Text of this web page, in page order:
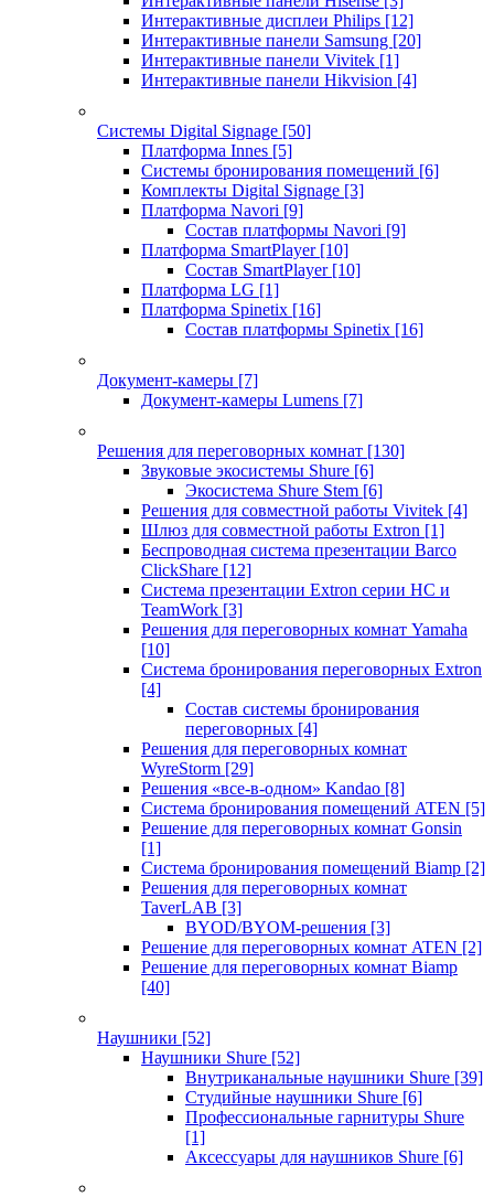
Интерактивные дисплеи Philips [12]
Интерактивные панели Samsung [20]
Интерактивные панели Vivitek [1]
Интерактивные панели Hikvision [4]
Системы Digital Signage [50]
Платформа Innes [5]
Системы бронирования помещений [6]
Комплекты Digital Signage [3]
Платформа Navori [9]
Состав платформы Navori [9]
Платформа SmartPlayer [10]
Состав SmartPlayer [10]
Платформа LG [1]
Платформа Spinetix [16]
Состав платформы Spinetix [16]
Документ-камеры [7]
Документ-камеры Lumens [7]
Решения для переговорных комнат [130]
Звуковые экосистемы Shure [6]
Экосистема Shure Stem [6]
Решения для совместной работы Vivitek [4]
Шлюз для совместной работы Extron [1]
Беспроводная система презентации Barco
ClickShare [12]
Система презентации Extron серии HC и
TeamWork [3]
Решения для переговорных комнат Yamaha
[10]
Система бронирования переговорных Extron
[4]
Состав системы бронирования
переговорных [4]
Решения для переговорных комнат
WyreStorm [29]
Решения «все-в-одном» Kandao [8]
Система бронирования помещений ATEN [5]
Решение для переговорных комнат Gonsin
[1]
Система бронирования помещений Biamp [2]
Решения для переговорных комнат
TaverLAB [3]
BYOD/BYOM-решения [3]
Решение для переговорных комнат ATEN [2]
Решение для переговорных комнат Biamp
[40]
Наушники [52]
Наушники Shure [52]
Внутриканальные наушники Shure [39]
Студийные наушники Shure [6]
Профессиональные гарнитуры Shure
[1]
Аксессуары для наушников Shure [6]